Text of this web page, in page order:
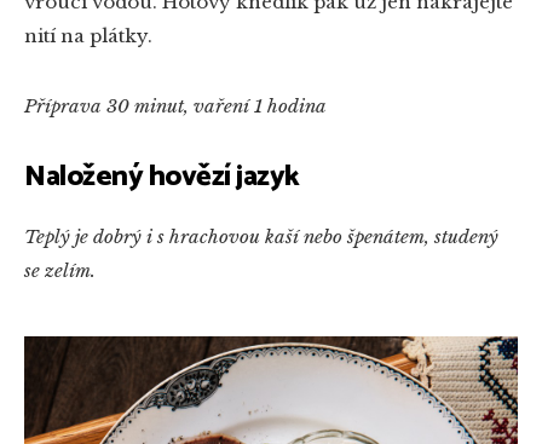
nití na plátky.
Příprava 30 minut, vaření 1 hodina
Naložený hovězí jazyk
Teplý je dobrý i s hrachovou kaší nebo špenátem, studený
se zelím.